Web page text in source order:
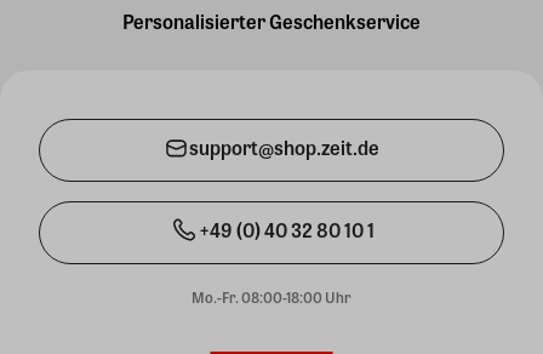
Personalisierter Geschenkservice
support@shop.zeit.de
+49 (0) 40 32 80 10 1
Mo.-Fr. 08:00-18:00 Uhr